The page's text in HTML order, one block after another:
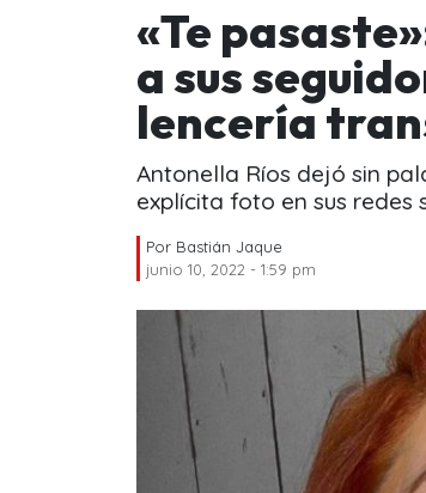
«Te
a sus
lencería
Antonella Ríos dejó sin
explícita foto en sus redes
Por Bastián Jaque
junio 10, 2022 - 1:59 pm